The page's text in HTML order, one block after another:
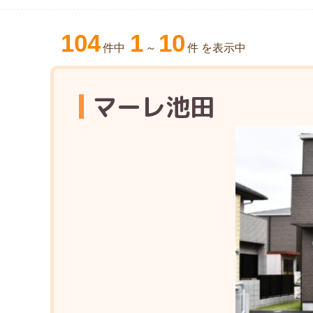
104件中 1 ～ 10 件 を表示中
マーレ池田